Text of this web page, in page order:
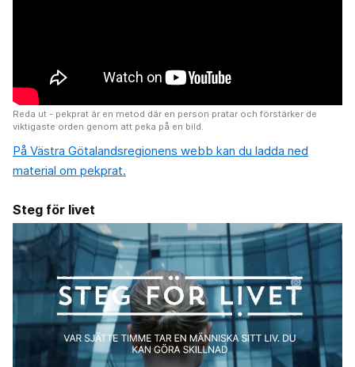
Reda ut - pekprat är en metod där en person pratar och förstärker de
viktigaste orden genom att peka på en bild.
På Västra Götalandsregionens webb kan du ladda ned
material om pekprat.
Steg för livet